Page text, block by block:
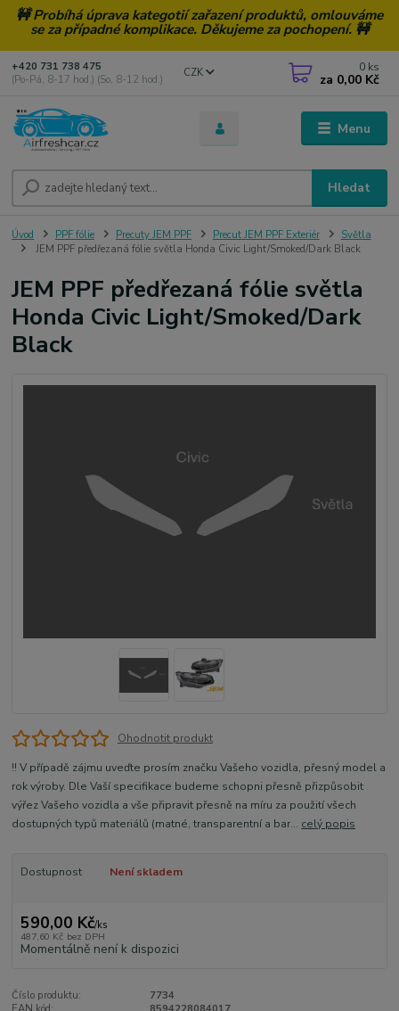
🚧 Probíhá úprava kategotií zařazení produktů, omlouváme
se za případné komplikace. Děkujeme za pochopení. 🚧
Menu
CZK
Hledat
+420 731 738 475
(Po-Pá, 8-17 hod.) (So, 8-12 hod.)
0 ks
za 0,00 Kč
Úvod PPF fólie Precuty JEM PPF Precut JEM PPF Exteriér
Světla
JEM PPF předřezaná fólie světla Honda Civic Light/Smoked/Dark Black
JEM PPF předřezaná fólie světla
Honda Civic Light/Smoked/Dark
Black
Ohodnotit produkt
!! V případě zájmu uveďte prosím značku Vašeho vozidla, přesný model a
rok výroby. Dle Vaší specifikace budeme schopni přesně přizpůsobit
výřez Vašeho vozidla a vše připravit přesně na míru za použití všech
dostupných typů materiálů (matné, transparentní a bar... celý popis
Dostupnost Není skladem
590,00 Kč/ks
487,60 Kč bez DPH
Momentálně není k dispozici
Číslo produktu:
7734